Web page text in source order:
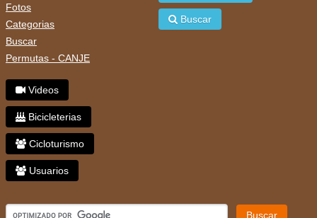
Fotos
Categorias
Buscar
Permutas - CANJE
Videos
Bicicleterias
Cicloturismo
Usuarios
Buscar
Buscar